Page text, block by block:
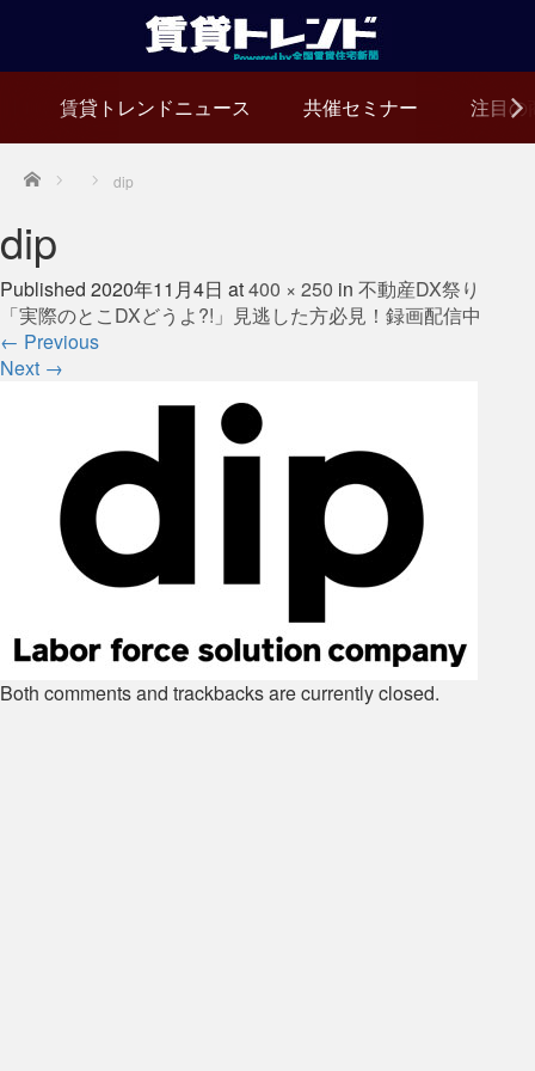
賃貸トレンドニュース 共催セミナー 注目の
Home dip
dip
Published 2020年11月4日 at400 × 250 in 不動産DX祭り
「実際のとこDXどうよ?!」見逃した方必見！録画配信中
← Previous
Next →
Both comments and trackbacks are currently closed.